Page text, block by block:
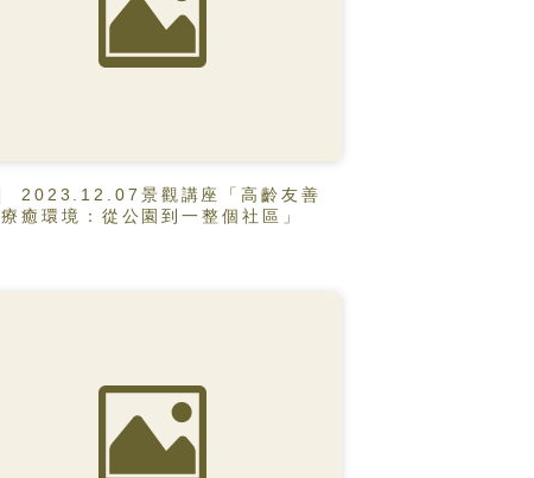
2023.12.07景觀講座「高齡友善
療癒環境：從公園到一整個社區」